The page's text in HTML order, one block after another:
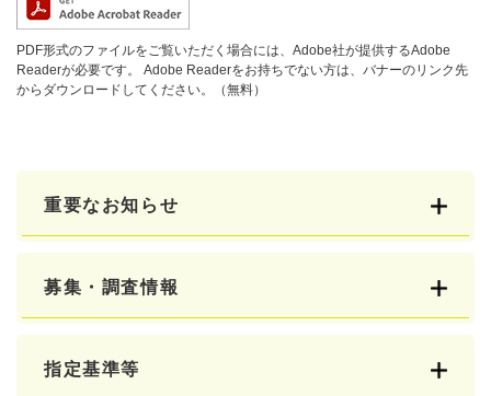
PDF形式のファイルをご覧いただく場合には、Adobe社が提供するAdobe
Readerが必要です。
Adobe Readerをお持ちでない方は、バナーのリンク先
からダウンロードしてください。（無料）
重要なお知らせ
募集・調査情報
指定基準等